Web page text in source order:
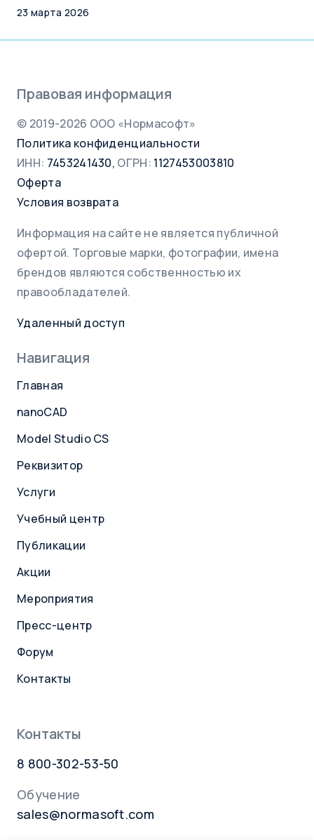
23 марта 2026
Правовая информация
© 2019-2026 ООО «Нормасофт»
Политика конфиденциальности
ИНН: 7453241430, ОГРН: 1127453003810
Оферта
Условия возврата
Информация на сайте не является публичной
офертой. Торговые марки, фотографии, имена
брендов являются собственностью их
правообладателей.
Удаленный доступ
Навигация
Главная
nanoCAD
Model Studio CS
Реквизитор
Услуги
Учебный центр
Публикации
Акции
Мероприятия
Пресс-центр
Форум
Контакты
Контакты
8 800-302-53-50
Обучение
sales@normasoft.com